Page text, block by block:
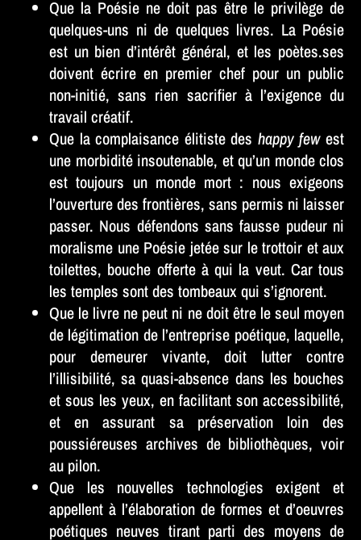
Que la Poésie ne doit pas être le privilège de
quelques-uns ni de quelques livres. La Poésie
est un bien d’intérêt général, et les poètes.ses
doivent écrire en premier chef pour un public
non-initié, sans rien sacrifier à l’exigence du
travail créatif.
Que la complaisance élitiste des happy fewest
une morbidité insoutenable, et qu’un monde clos
est toujours un monde mort : nous exigeons
l’ouverture des frontières, sans permis ni laisser
passer. Nous défendons sans fausse pudeur ni
moralisme une Poésie jetée sur le trottoir et aux
toilettes, bouche offerte à qui la veut. Car tous
les temples sont des tombeaux qui s’ignorent.
Que le livre ne peut ni ne doit être le seul moyen
de légitimation de l’entreprise poétique, laquelle,
pour demeurer vivante, doit lutter contre
l’illisibilité, sa quasi-absence dans les bouches
et sous les yeux, en facilitant son accessibilité,
et en assurant sa préservation loin des
poussiéreuses archives de bibliothèques, voir
au pilon.
Que les nouvelles technologies exigent et
appellent à l’élaboration de formes et d’oeuvres
poétiques neuves tirant parti des moyens de